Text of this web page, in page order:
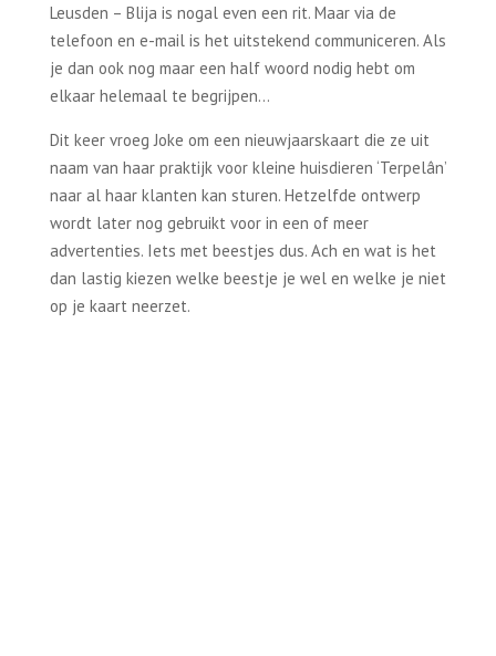
Leusden – Blija is nogal even een rit. Maar via de
telefoon en e-mail is het uitstekend communiceren. Als
je dan ook nog maar een half woord nodig hebt om
elkaar helemaal te begrijpen…
Dit keer vroeg Joke om een nieuwjaarskaart die ze uit
naam van haar praktijk voor kleine huisdieren ‘Terpelân’
naar al haar klanten kan sturen. Hetzelfde ontwerp
wordt later nog gebruikt voor in een of meer
advertenties. Iets met beestjes dus. Ach en wat is het
dan lastig kiezen welke beestje je wel en welke je niet
op je kaart neerzet.